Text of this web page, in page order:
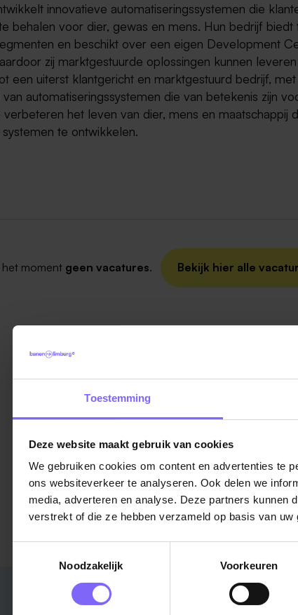
Toestemming
Deze website maakt gebruik van cookies
We gebruiken cookies om content en advertenties te
ons websiteverkeer te analyseren. Ook delen we
media, adverteren en analyse. Deze partners kunnen
verstrekt of die ze hebben verzameld op basis van
Noodzakelijk
Voorkeuren
Kerkrade
innovatieve automatiseringssystemen die
behalen voor dier, gewas en mens. Hun bedrijf biedt
en beschikt over een eigen Development
zij marktgestuurde oplossingen kunnen
een uiterst klantgericht en marktgestuurd bedrijf,
automatiseringssystemen die van betekenis zijn
het leven van dier, mens en maatschappij
te ontwikkelen.
moment geen vacatures. Bekijk hier alle